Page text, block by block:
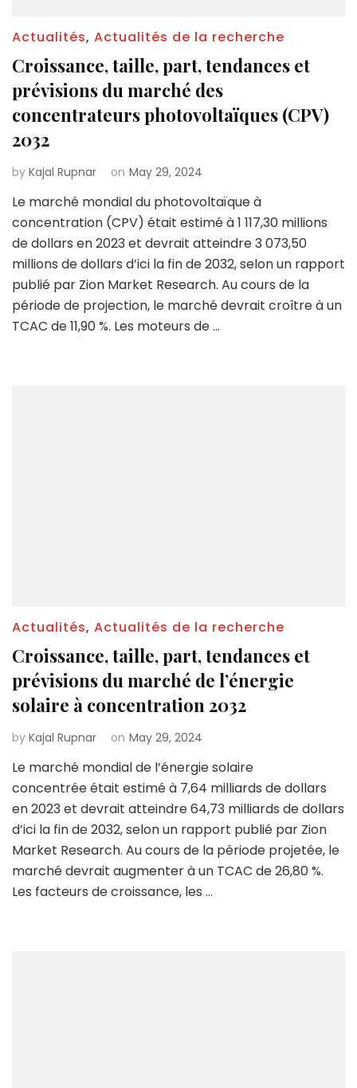
Actualités, Actualités de la recherche
Croissance, taille, part, tendances et
prévisions du marché des
concentrateurs photovoltaïques (CPV)
2032
by Kajal Rupnar on May 29, 2024
Le marché mondial du photovoltaïque à
concentration (CPV) était estimé à 1 117,30 millions
de dollars en 2023 et devrait atteindre 3 073,50
millions de dollars d’ici la fin de 2032, selon un rapport
publié par Zion Market Research. Au cours de la
période de projection, le marché devrait croître à un
TCAC de 11,90 %. Les moteurs de …
Actualités, Actualités de la recherche
Croissance, taille, part, tendances et
prévisions du marché de l’énergie
solaire à concentration 2032
by Kajal Rupnar on May 29, 2024
Le marché mondial de l’énergie solaire
concentrée était estimé à 7,64 milliards de dollars
en 2023 et devrait atteindre 64,73 milliards de dollars
d’ici la fin de 2032, selon un rapport publié par Zion
Market Research. Au cours de la période projetée, le
marché devrait augmenter à un TCAC de 26,80 %.
Les facteurs de croissance, les …